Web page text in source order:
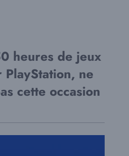
heures de jeux
ne
cette occasion